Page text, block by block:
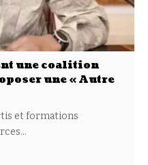
une coalition
une « Autre
et formations
…